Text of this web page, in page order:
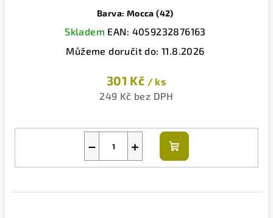
Barva: Mocca (42)
Skladem EAN: 4059232876163
Můžeme doručit do: 11.8.2026
301 Kč / ks
249 Kč bez DPH
+
−
Do
košíku